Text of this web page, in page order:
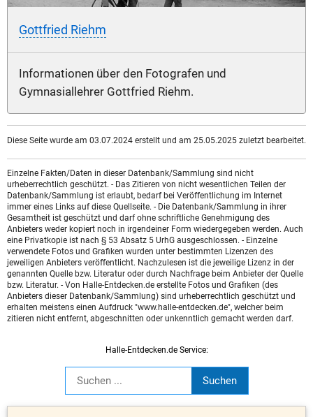
Gottfried Riehm
Informationen über den Fotografen und
Gymnasiallehrer Gottfried Riehm.
Diese Seite wurde am 03.07.2024 erstellt und am 25.05.2025 zuletzt bearbeitet.
Einzelne Fakten/Daten in dieser Datenbank/Sammlung sind nicht
urheberrechtlich geschützt. - Das Zitieren von nicht wesentlichen Teilen der
Datenbank/Sammlung ist erlaubt, bedarf bei Veröffentlichung im Internet
immer eines Links auf diese Quellseite. - Die Datenbank/Sammlung in ihrer
Gesamtheit ist geschützt und darf ohne schriftliche Genehmigung des
Anbieters weder kopiert noch in irgendeiner Form wiedergegeben werden. Auch
eine Privatkopie ist nach § 53 Absatz 5 UrhG ausgeschlossen. - Einzelne
verwendete Fotos und Grafiken wurden unter bestimmten Lizenzen des
jeweiligen Anbieters veröffentlicht. Nachzulesen ist die jeweilige Lizenz in der
genannten Quelle bzw. Literatur oder durch Nachfrage beim Anbieter der Quelle
bzw. Literatur. - Von Halle-Entdecken.de erstellte Fotos und Grafiken (des
Anbieters dieser Datenbank/Sammlung) sind urheberrechtlich geschützt und
erhalten meistens einen Aufdruck "www.halle-entdecken.de", welcher beim
zitieren nicht entfernt, abgeschnitten oder unkenntlich gemacht werden darf.
Halle-Entdecken.de Service: